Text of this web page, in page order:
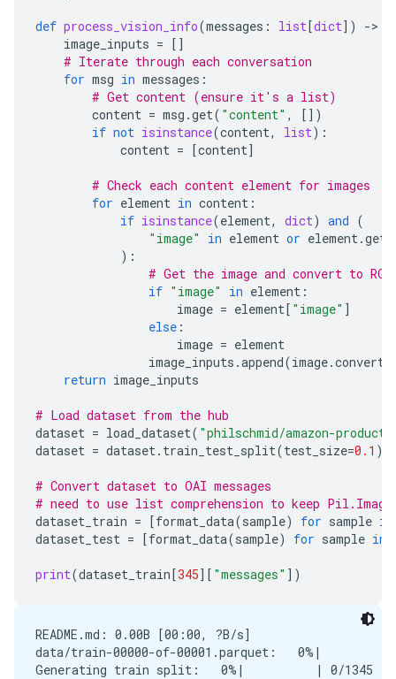
def process_vision_info(messages : list[dict]) ->
image_inputs = []
# Iterate through each conversation
for msg in messages :
# Get content (ensure it's a list)
content = msg .get( "content" ,
[])
if not isinstance(content, list):
content = [content]
# Check each content element for images
for element in content :
if isinstance(element, dict) and (
"image"
in element or element.get
):
# Get the image and convert to RGB
if "image" in element :
image = element[ "image" ]
else :
image = element
image_inputs .append(image.convert
return image_inputs
# Load dataset from the hub
dataset = load_dataset( "philschmid/amazon-
dataset = dataset. train_test_split(test_size=0.1 )
# Convert dataset to OAI messages
# need to use list comprehension to keep
dataset_train = [format_data(sample) for sample in
dataset_test = [format_data(sample) for sample in
print(dataset_train[345][ "messages" ])
README.md: 0.00B [00:00, ?B/s]
data/train-00000-of-00001.parquet:   0%|          |
Generating train split:   0%|          | 0/1345